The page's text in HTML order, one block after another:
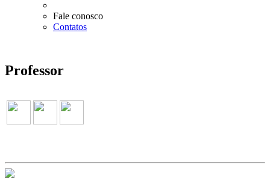
Fale conosco
Contatos
Professor